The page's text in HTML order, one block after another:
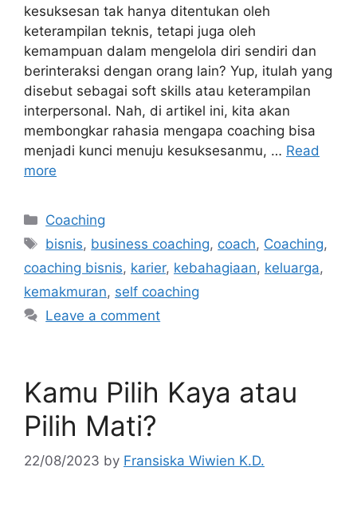
kesuksesan tak hanya ditentukan oleh
keterampilan teknis, tetapi juga oleh
kemampuan dalam mengelola diri sendiri dan
berinteraksi dengan orang lain? Yup, itulah yang
disebut sebagai soft skills atau keterampilan
interpersonal. Nah, di artikel ini, kita akan
membongkar rahasia mengapa coaching bisa
menjadi kunci menuju kesuksesanmu, … Read
more
Categories
Coaching
Tags
bisnis, business coaching, coach, Coaching,
coaching bisnis, karier, kebahagiaan, keluarga,
kemakmuran, self coaching
Leave a comment
Kamu Pilih Kaya atau
Pilih Mati?
22/08/2023 by Fransiska Wiwien K.D.